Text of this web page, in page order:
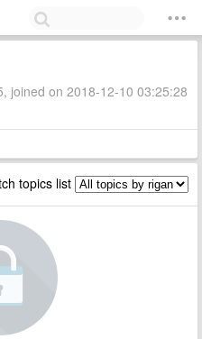
joined on 2018-12-10 03:25:28
topics list